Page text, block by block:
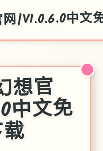
|V1.0.6.0中文
想官
中文免